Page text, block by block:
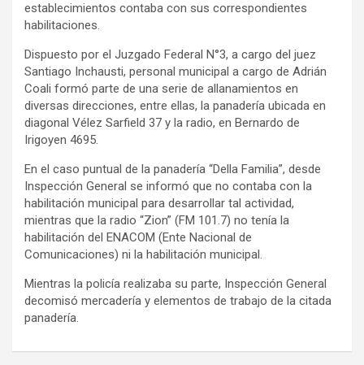
establecimientos contaba con sus correspondientes
habilitaciones.
Dispuesto por el Juzgado Federal N°3, a cargo del juez
Santiago Inchausti, personal municipal a cargo de Adrián
Coali formó parte de una serie de allanamientos en
diversas direcciones, entre ellas, la panadería ubicada en
diagonal Vélez Sarfield 37 y la radio, en Bernardo de
Irigoyen 4695.
En el caso puntual de la panadería “Della Familia”, desde
Inspección General se informó que no contaba con la
habilitación municipal para desarrollar tal actividad,
mientras que la radio “Zion” (FM 101.7) no tenía la
habilitación del ENACOM (Ente Nacional de
Comunicaciones) ni la habilitación municipal.
Mientras la policía realizaba su parte, Inspección General
decomisó mercadería y elementos de trabajo de la citada
panadería.